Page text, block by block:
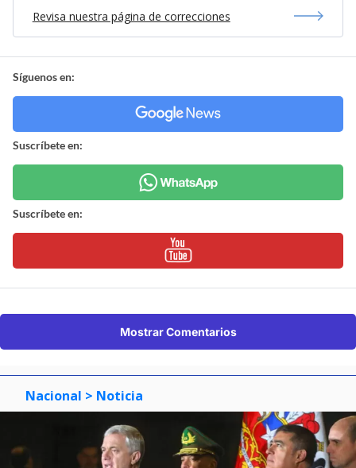
Revisa nuestra página de correcciones
Síguenos en:
Suscríbete en:
Suscríbete en:
Mostrar Comentarios
Nacional > Noticia